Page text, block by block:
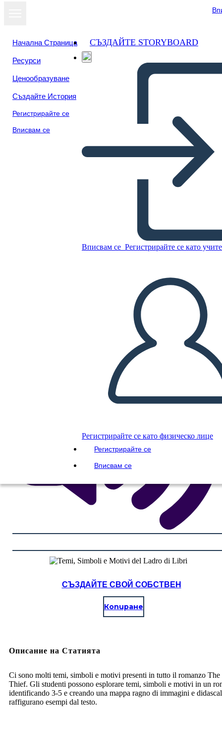
Начална Страница
Ресурси
Ценообразуване
Създайте История
Регистрирайте се
Вписвам се
СЪЗДАЙТЕ STORYBOARD
Вписвам се Регистрирайте се като
Регистрирайте се като физическо лице
Регистрирайте се
Вписвам се
Ladro di Libri
СЪЗДАЙТЕ СЦЕНАРИЙ
ПУСКАНЕ НА СЛАЙДШОУ
ЧЕТИ МИ
СЪЗДАЙТЕ СВОЙ СОБСТВЕН
Копиране
Описание на Статията
Ci sono molti temi, simboli e motivi presenti in tutto il romanzo
Thief. Gli studenti possono esplorare temi, simboli e motivi in un
identificando 3-5 e creando una mappa ragno di immagini e
raffigurano esempi dal testo.